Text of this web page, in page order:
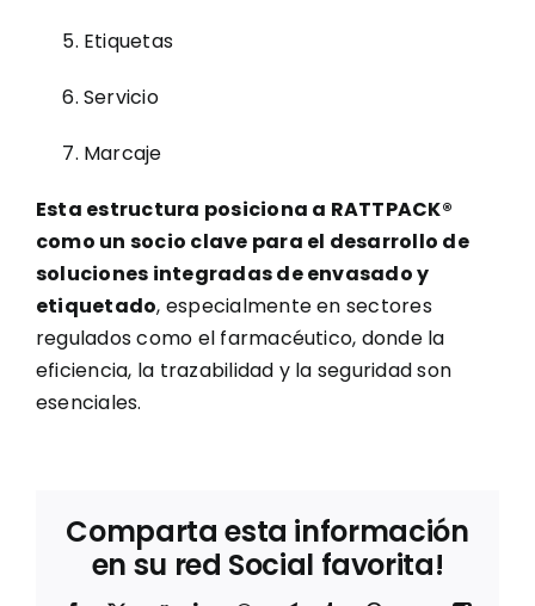
Etiquetas
Servicio
Marcaje
Esta estructura posiciona a RATTPACK®
como un socio clave para el desarrollo de
soluciones integradas de envasado y
etiquetado, especialmente en sectores
regulados como el farmacéutico, donde la
eficiencia, la trazabilidad y la seguridad son
esenciales.
Comparta esta información
en su red Social favorita!